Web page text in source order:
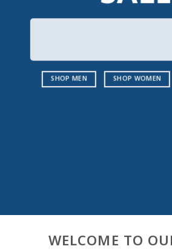
SHOP MEN SHOP WOMEN
WELCOME TO